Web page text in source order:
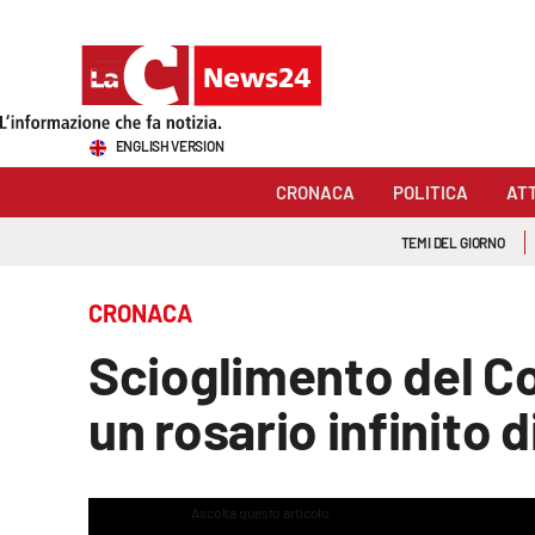
Sezioni
Economia e lavoro
Italia Mondo
ENGLISH VERSION
CRONACA POLITICA
TEMI DEL GIORNO
CRONACA
Scioglimento del
un rosario infinito
Ascolta questo articolo